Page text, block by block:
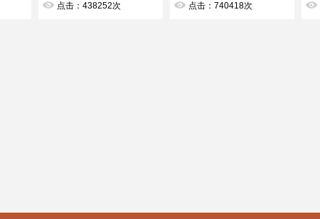
点击：438252次 点击：740418次